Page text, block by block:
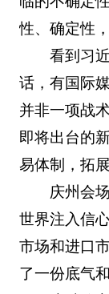
性、确定性
看到习
话，有国际
并非一项战
即将出台的
易体制，拓
庆州会
世界注入信
市场和进口
了一份底气和